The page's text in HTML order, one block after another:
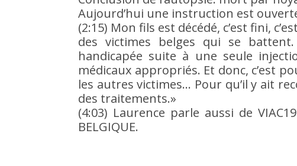
Aujourd’hui une instruction est
(2:15) Mon fils est décédé, c’est fini,
des victimes belges qui se
handicapée suite à une seule
médicaux appropriés. Et donc, c’est
les autres victimes… Pour qu’il y ait
des traitements.»
(4:03) Laurence parle aussi de
BELGIQUE.